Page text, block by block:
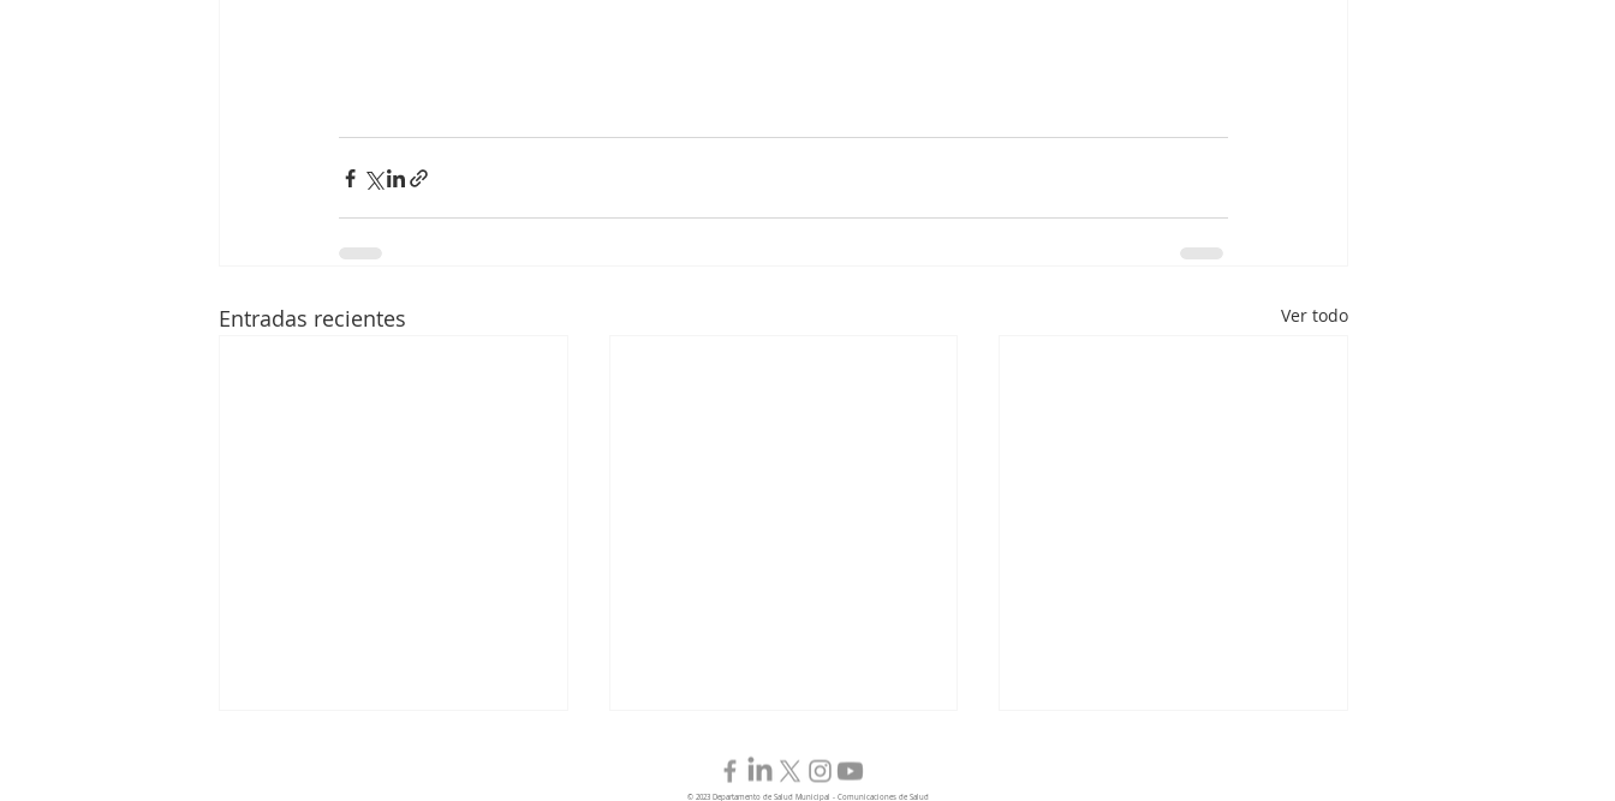
Entradas recientes Ver todo
© 2023 Departamento de Salud Municipal - Comunicaciones de Salud